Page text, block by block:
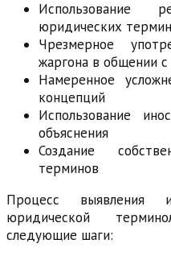
Использование
юридических
Чрезмерное
жаргона в общении
Намеренное
концепций
Использование
объяснения
Создание
терминов
Процесс выявления
юридической
следующие шаги: